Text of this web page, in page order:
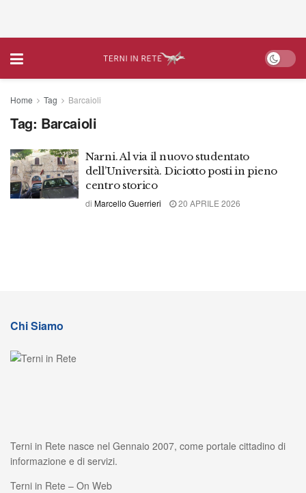
Home Tag Barcaioli
Tag: Barcaioli
Narni. Al via il nuovo studentato
dell’Università. Diciotto posti in pieno
centro storico
di Marcello Guerrieri 20 APRILE 2026
Chi Siamo
Terni in Rete nasce nel Gennaio 2007, come portale cittadino di
informazione e di servizi.
Terni in Rete – On Web